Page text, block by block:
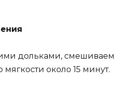
дольками, смешиваем
около 15 минут.